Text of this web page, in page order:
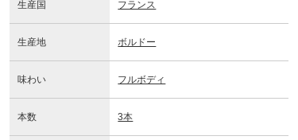
生産国 フランス
生産地 ボルドー
味わい フルボディ
本数 3本